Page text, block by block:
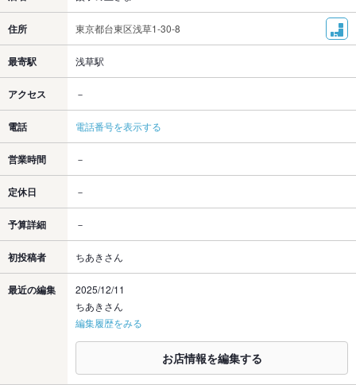
住所 東京都台東区浅草1-30-8
最寄駅 浅草駅
アクセス －
電話 電話番号を表示する
営業時間 －
定休日 －
予算詳細 －
初投稿者 ちあきさん
最近の編集
2025/12/11
ちあきさん
編集履歴をみる
お店情報を編集する